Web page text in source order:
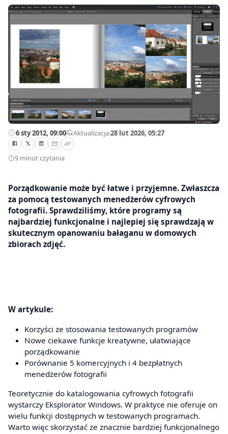
6 sty 2012, 09:00—Aktualizacja:28 lut 2026, 05:27
9 minut czytania
Porządkowanie może być łatwe i przyjemne. Zwłaszcza
za pomocą testowanych menedżerów cyfrowych
fotografii. Sprawdziliśmy, które programy są
najbardziej funkcjonalne i najlepiej się sprawdzają w
skutecznym opanowaniu bałaganu w domowych
zbiorach zdjęć.
W artykule:
Korzyści ze stosowania testowanych programów
Nowe ciekawe funkcje kreatywne, ułatwiające
porządkowanie
Porównanie 5 komercyjnych i 4 bezpłatnych
menedżerów fotografii
Teoretycznie do katalogowania cyfrowych fotografii
wystarczy Eksplorator Windows. W praktyce nie oferuje on
wielu funkcji dostępnych w testowanych programach.
Warto więc skorzystać ze znacznie bardziej funkcjonalnego